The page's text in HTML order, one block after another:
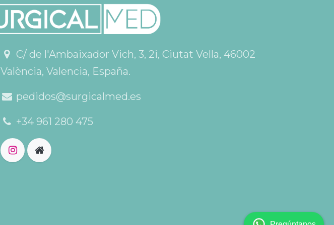
C/ de l'Ambaixador Vich, 3, 2i, Ciutat Vella, 46002
València, Valencia, España.
pedidos@surgicalmed.es
+34 961 280 475